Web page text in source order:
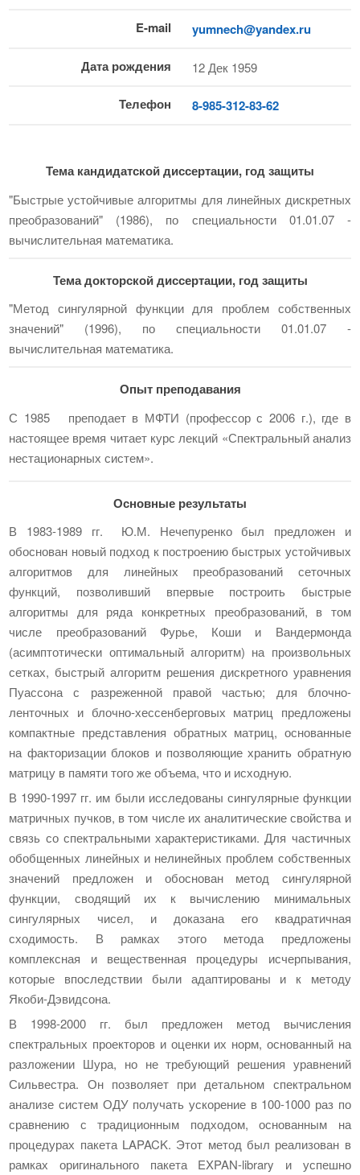
E-mail yumnech@yandex.ru
Дата рождения 12 Дек 1959
Телефон 8-985-312-83-62
Тема кандидатской диссертации, год защиты
"Быстрые устойчивые алгоритмы для линейных дискретных
преобразований" (1986), по специальности 01.01.07 -
вычислительная математика.
Тема докторской диссертации, год защиты
"Метод сингулярной функции для проблем собственных
значений" (1996), по специальности 01.01.07 -
вычислительная математика.
Опыт преподавания
С 1985 преподает в МФТИ (профессор с 2006 г.), где в
настоящее время читает курс лекций «Спектральный анализ
нестационарных систем».
Основные результаты
В 1983-1989 гг. Ю.М. Нечепуренко был предложен и
обоснован новый подход к построению быстрых устойчивых
алгоритмов для линейных преобразований сеточных
функций, позволивший впервые построить быстрые
алгоритмы для ряда конкретных преобразований, в том
числе преобразований Фурье, Коши и Вандермонда
(асимптотически оптимальный алгоритм) на произвольных
сетках, быстрый алгоритм решения дискретного уравнения
Пуассона с разреженной правой частью; для блочно-
ленточных и блочно-хессенберговых матриц предложены
компактные представления обратных матриц, основанные
на факторизации блоков и позволяющие хранить обратную
матрицу в памяти того же объема, что и исходную.
В 1990-1997 гг. им были исследованы сингулярные функции
матричных пучков, в том числе их аналитические свойства и
связь со спектральными характеристиками. Для частичных
обобщенных линейных и нелинейных проблем собственных
значений предложен и обоснован метод сингулярной
функции, сводящий их к вычислению минимальных
сингулярных чисел, и доказана его квадратичная
сходимость. В рамках этого метода предложены
комплексная и вещественная процедуры исчерпывания,
которые впоследствии были адаптированы и к методу
Якоби-Дэвидсона.
В 1998-2000 гг. был предложен метод вычисления
спектральных проекторов и оценки их норм, основанный на
разложении Шура, но не требующий решения уравнений
Сильвестра. Он позволяет при детальном спектральном
анализе систем ОДУ получать ускорение в 100-1000 раз по
сравнению с традиционным подходом, основанным на
процедурах пакета LAPACK. Этот метод был реализован в
рамках оригинального пакета EXPAN-library и успешно